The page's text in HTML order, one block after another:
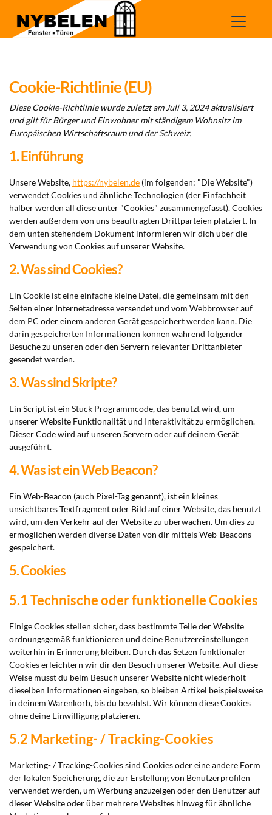
Zum
Cookie-Richtlinie (EU)
Diese Cookie-Richtlinie wurde zuletzt am Juli 3, 2024 aktualisiert
und gilt für Bürger und Einwohner mit ständigem Wohnsitz im
Europäischen Wirtschaftsraum und der Schweiz.
1. Einführung
Unsere Website, https://nybelen.de (im folgenden: "Die Website")
verwendet Cookies und ähnliche Technologien (der Einfachheit
halber werden all diese unter "Cookies" zusammengefasst). Cookies
werden außerdem von uns beauftragten Drittparteien platziert. In
dem unten stehendem Dokument informieren wir dich über die
Verwendung von Cookies auf unserer Website.
2. Was sind Cookies?
Ein Cookie ist eine einfache kleine Datei, die gemeinsam mit den
Seiten einer Internetadresse versendet und vom Webbrowser auf
dem PC oder einem anderen Gerät gespeichert werden kann. Die
darin gespeicherten Informationen können während folgender
Besuche zu unseren oder den Servern relevanter Drittanbieter
gesendet werden.
3. Was sind Skripte?
Ein Script ist ein Stück Programmcode, das benutzt wird, um
unserer Website Funktionalität und Interaktivität zu ermöglichen.
Dieser Code wird auf unseren Servern oder auf deinem Gerät
ausgeführt.
4. Was ist ein Web Beacon?
Ein Web-Beacon (auch Pixel-Tag genannt), ist ein kleines
unsichtbares Textfragment oder Bild auf einer Website, das benutzt
wird, um den Verkehr auf der Website zu überwachen. Um dies zu
ermöglichen werden diverse Daten von dir mittels Web-Beacons
gespeichert.
5. Cookies
5.1 Technische oder funktionelle Cookies
Einige Cookies stellen sicher, dass bestimmte Teile der Website
ordnungsgemäß funktionieren und deine Benutzereinstellungen
weiterhin in Erinnerung bleiben. Durch das Setzen funktionaler
Cookies erleichtern wir dir den Besuch unserer Website. Auf diese
Weise musst du beim Besuch unserer Website nicht wiederholt
dieselben Informationen eingeben, so bleiben Artikel beispielsweise
in deinem Warenkorb, bis du bezahlst. Wir können diese Cookies
ohne deine Einwilligung platzieren.
5.2 Marketing- / Tracking-Cookies
Marketing- / Tracking-Cookies sind Cookies oder eine andere Form
der lokalen Speicherung, die zur Erstellung von Benutzerprofilen
verwendet werden, um Werbung anzuzeigen oder den Benutzer auf
dieser Website oder über mehrere Websites hinweg für ähnliche